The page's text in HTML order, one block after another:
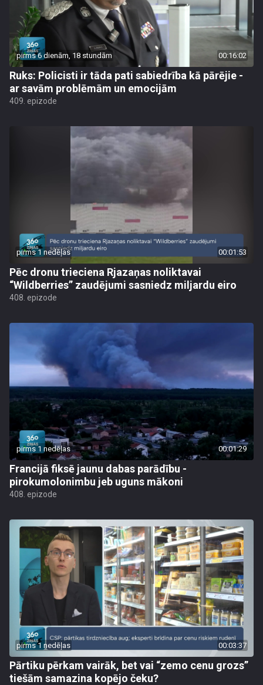
pirms 6 dienām, 18 stundām 00:16:02
Ruks: Policisti ir tāda pati sabiedrība kā pārējie -
ar savām problēmām un emocijām
409. epizode
pirms 1 nedēļas 00:01:53
Pēc dronu trieciena Rjazaņas noliktavai
“Wildberries” zaudējumi sasniedz miljardu eiro
408. epizode
pirms 1 nedēļas 00:01:29
Francijā fiksē jaunu dabas parādību -
pirokumolonimbu jeb uguns mākoni
408. epizode
pirms 1 nedēļas 00:03:37
Pārtiku pērkam vairāk, bet vai “zemo cenu grozs”
tiešām samazina kopējo čeku?